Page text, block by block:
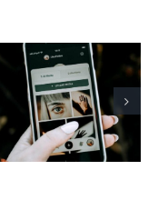
Praktiken für
die Nutzung
von
Augmented-
Reality-
Filtern in